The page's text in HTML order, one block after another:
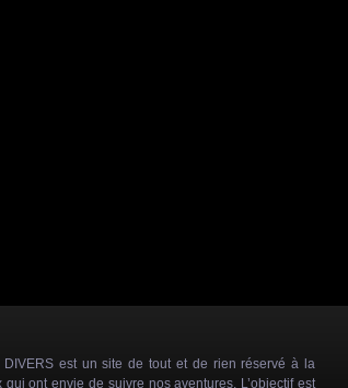
DIVERS est un site de tout et de rien réservé à la
ont envie de suivre nos aventures. L’objectif est